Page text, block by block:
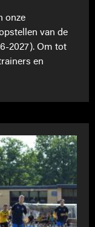
onze
van de
2027). Om tot
en